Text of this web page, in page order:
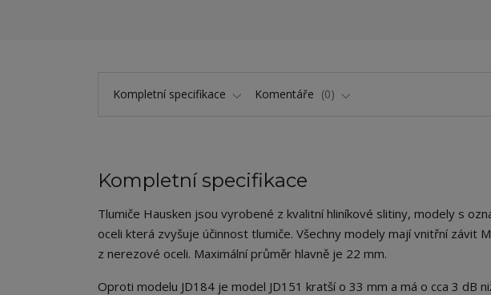
Kompletní specifikace Komentáře 0
Kompletní specifikace
Tlumiče Hausken jsou vyrobené z kvalitní hliníkové slitiny, modely s
oceli která zvyšuje účinnost tlumiče. Všechny modely mají vnitřní závit
z nerezové oceli. Maximální průměr hlavně je 22 mm.
Oproti modelu JD184 je model JD151 kratší o 33 mm a má o cca 3 dB